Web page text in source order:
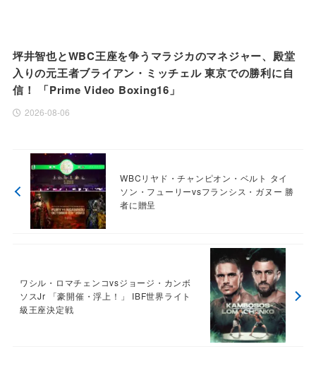
坪井智也とWBC王座を争うマラジカのマネジャー、殿堂
入りの元王者ブライアン・ミッチェル 東京での勝利に自
信！ 「Prime Video Boxing16」
2026-08-06
WBCリヤド・チャンピオン・ベルト タイ
ソン・フューリーvsフランシス・ガヌー 勝
者に贈呈
ワシル・ロマチェンコvsジョージ・カンボ
ソスJr 「豪開催・浮上！」 IBF世界ライト
級王座決定戦